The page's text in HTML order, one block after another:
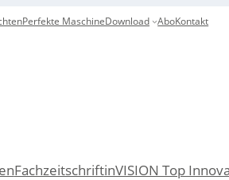
Perfekte MaschineDownload AboKontakt
FachzeitschriftinVISION Top